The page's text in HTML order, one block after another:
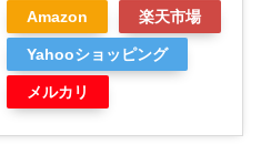
Amazon 楽天市場
Yahooショッピング
メルカリ